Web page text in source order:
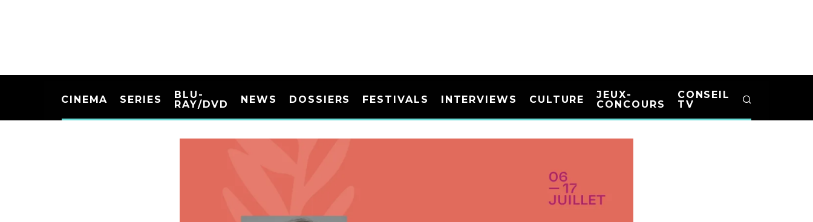
CINEMA SERIES
BLU-
RAY/DVD
NEWS DOSSIERS FESTIVALS INTERVIEWS CULTURE
JEUX-
CONCOURS
CONSEIL
TV